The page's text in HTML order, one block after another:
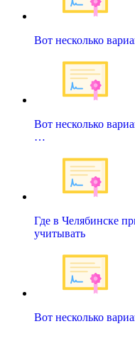
Вот несколько
Вот несколько
…
Где в Челябинске
учитывать
Вот несколько